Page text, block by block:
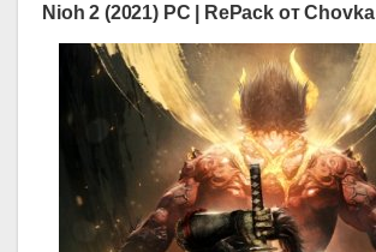
Nioh 2 (2021) PC | RePack от Chovka